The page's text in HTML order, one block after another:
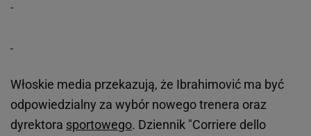
Włoskie media przekazują, że Ibrahimović ma być
odpowiedzialny za wybór nowego trenera oraz
dyrektora sportowego. Dziennik "Corriere dello